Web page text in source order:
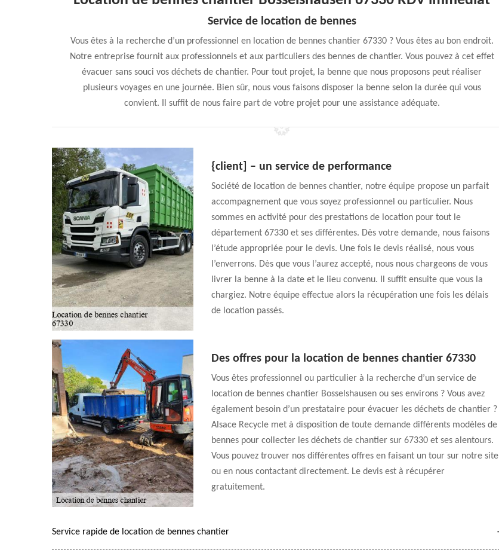
Service de location de bennes
Vous êtes à la recherche d’un professionnel en location de bennes chantier 67330 ? Vous êtes au bon endroit.
Notre entreprise fournit aux professionnels et aux particuliers des bennes de chantier. Vous pouvez à cet effet
évacuer sans souci vos déchets de chantier. Pour tout projet, la benne que nous proposons peut réaliser
plusieurs voyages en une journée. Bien sûr, nous vous faisons disposer la benne selon la durée qui vous
convient. Il suffit de nous faire part de votre projet pour une assistance adéquate.
{client] – un service de performance
Société de location de bennes chantier, notre équipe propose un parfait
accompagnement que vous soyez professionnel ou particulier. Nous
sommes en activité pour des prestations de location pour tout le
département 67330 et ses différentes. Dès votre demande, nous faisons
l’étude appropriée pour le devis. Une fois le devis réalisé, nous vous
l’enverrons. Dès que vous l’aurez accepté, nous nous chargeons de vous
livrer la benne à la date et le lieu convenu. Il suffit ensuite que vous la
chargiez. Notre équipe effectue alors la récupération une fois les délais
de location passés.
Des offres pour la location de bennes chantier 67330
Vous êtes professionnel ou particulier à la recherche d’un service de
location de bennes chantier Bosselshausen ou ses environs ? Vous avez
également besoin d’un prestataire pour évacuer les déchets de chantier ?
Alsace Recycle met à disposition de toute demande différents modèles de
bennes pour collecter les déchets de chantier sur 67330 et ses alentours.
Vous pouvez trouver nos différentes offres en faisant un tour sur notre site
ou en nous contactant directement. Le devis est à récupérer
gratuitement.
Service rapide de location de bennes chantier